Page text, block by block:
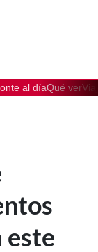
al díaQué ver
este